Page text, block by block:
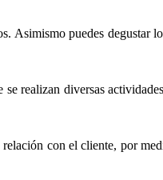
puedes degustar
realizan diversas
con el cliente, por